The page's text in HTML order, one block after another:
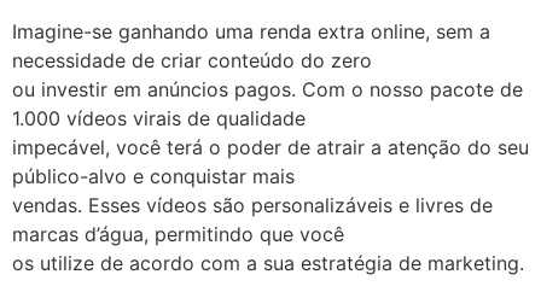
Imagine-se ganhando uma renda extra online, sem a
necessidade de criar conteúdo do zero
ou investir em anúncios pagos. Com o nosso pacote de
1.000 vídeos virais de qualidade
impecável, você terá o poder de atrair a atenção do seu
público-alvo e conquistar mais
vendas. Esses vídeos são personalizáveis e livres de
marcas d’água, permitindo que você
os utilize de acordo com a sua estratégia de marketing.